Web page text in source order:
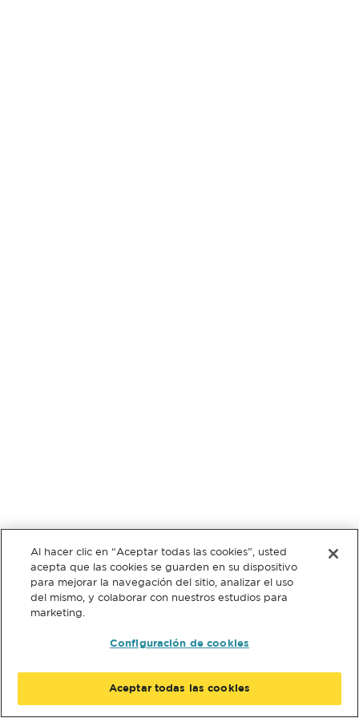
Al hacer clic en “Aceptar todas las cookies”, usted
acepta que las cookies se guarden en su dispositivo
para mejorar la navegación del sitio, analizar el uso
del mismo, y colaborar con nuestros estudios para
marketing.
Configuración de cookies
Aceptar todas las cookies